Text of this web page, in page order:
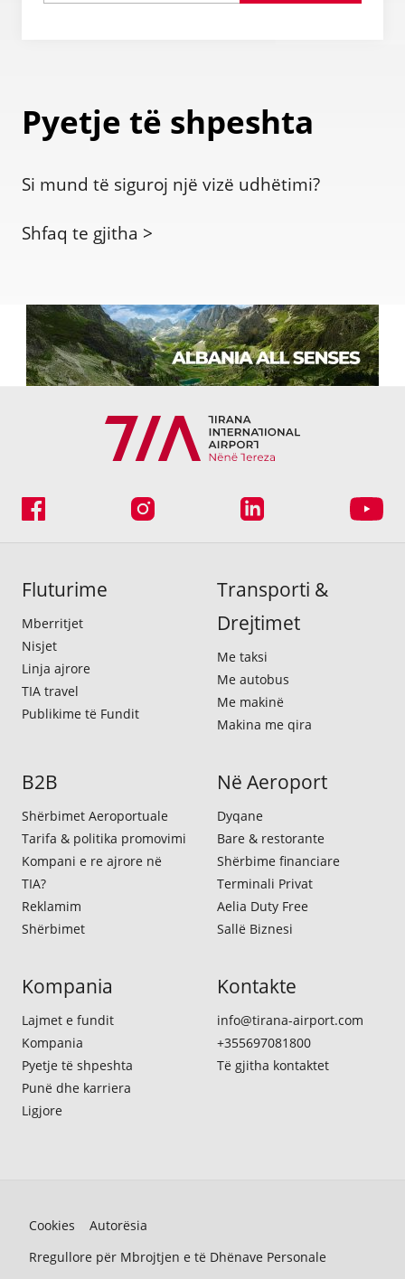
Pyetje të shpeshta
Si mund të siguroj një vizë udhëtimi?
Shfaq te gjitha >
Fluturime
Mberritjet
Nisjet
Linja ajrore
TIA travel
Publikime të Fundit
Transporti &
Drejtimet
Me taksi
Me autobus
Me makinë
Makina me qira
B2B
Shërbimet Aeroportuale
Tarifa & politika promovimi
Kompani e re ajrore në
TIA?
Reklamim
Shërbimet
Në Aeroport
Dyqane
Bare & restorante
Shërbime financiare
Terminali Privat
Aelia Duty Free
Sallë Biznesi
Kompania
Lajmet e fundit
Kompania
Pyetje të shpeshta
Punë dhe karriera
Ligjore
Kontakte
info@tirana-airport.com
+355697081800
Të gjitha kontaktet
Cookies
Autorësia
Rregullore për Mbrojtjen e të Dhënave Personale